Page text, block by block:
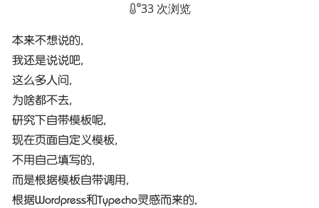
33 次浏览
本来不想说的,
我还是说说吧,
这么多人问,
为啥都不去,
研究下自带模板呢,
现在页面自定义模板,
不用自己填写的,
而是根据模板自带调用,
根据Wordpress和Typecho灵感而来的,